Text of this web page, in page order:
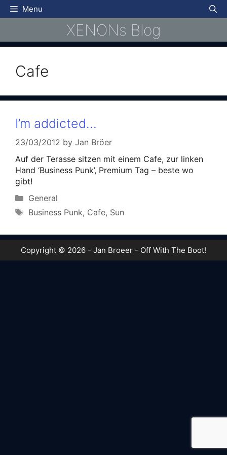
Skip
to
Menu
XENONs Blog
Cafe
I’m addicted…
23/03/2012 by Jan Bröer
Auf der Terasse sitzen mit einem Cafe, zur linken
Hand ‘Business Punk’, Premium Tag – beste wo
gibt!
Categories
General
Tags
Business Punk, Cafe, Sun
Copyright © 2026 - Jan Broeer - Off With The Boot!